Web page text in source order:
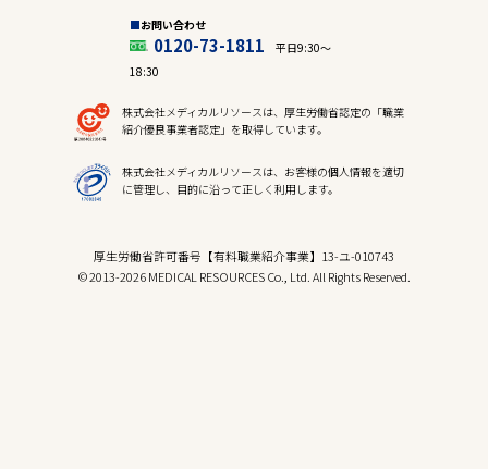
お問い合わせ
0120-73-1811
平日9:30〜
18:30
株式会社メディカルリソースは、厚生労働省認定の「職業
紹介優良事業者認定」を取得しています。
株式会社メディカルリソースは、お客様の個人情報を適切
に管理し、目的に沿って正しく利用します。
厚生労働省許可番号【有料職業紹介事業】13-ユ-010743
© 2013-2026 MEDICAL RESOURCES Co., Ltd. All Rights Reserved.